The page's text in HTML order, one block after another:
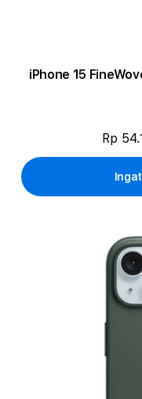
iPhone 15
Rp